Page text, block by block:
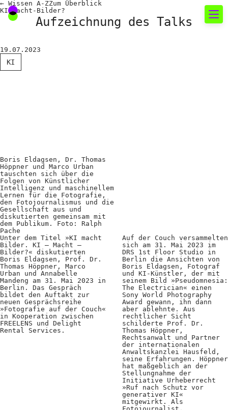
Neues rund um die
Showcases
Fakten für Politik und
Öffentlichkeit
Positionen
Verband
Fotograf*innen
Regionalgruppen
Projekte und Publikationen
Foundation
← Wissen A-ZZum Überblick
KI-Macht-Bilder?
Aufzeichnung des Talks
19.07.2023
KI
Boris Eldagsen, Dr. Thomas
Höppner und Marco Urban
tauschten sich über die
Folgen von Künstlicher
Intelligenz und maschinellem
Lernen für die Fotografie,
den Fotojournalismus und die
Gesellschaft aus und
diskutierten gemeinsam mit
dem Publikum. Foto: Ralph
Pache
Unter dem Titel »KI macht
Bilder. KI – Macht –
Bilder?« diskutierten
Boris Eldagsen, Prof. Dr.
Thomas Höppner, Marco
Urban und Annabelle
Mandeng am 31. Mai 2023 in
Berlin. Das Gespräch
bildet den Auftakt zur
neuen Gesprächsreihe
»Fotografie auf der Couch«
in Kooperation zwischen
FREELENS und Delight
Rental Services.
Auf der Couch versammelten
sich am 31. Mai 2023 im
DRS 1st Floor Studio in
Berlin die Ansichten von
Boris Eldagsen, Fotograf
und KI-Künstler, der mit
seinem Bild »Pseudomnesia:
The Electrician« einen
Sony World Photography
Award gewann, ihn dann
aber ablehnte. Aus
rechtlicher Sicht
schilderte Prof. Dr.
Thomas Höppner,
Rechtsanwalt und Partner
der internationalen
Anwaltskanzlei Hausfeld,
seine Erfahrungen. Höppner
hat maßgeblich an der
Stellungnahme der
Initiative Urheberrecht
»Ruf nach Schutz vor
generativer KI«
mitgewirkt. Als